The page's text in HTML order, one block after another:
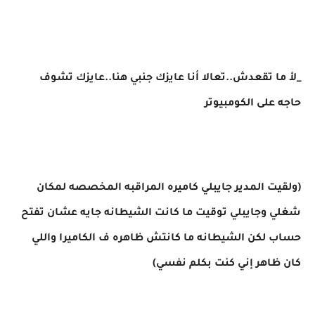
_لأ ما تقعدش..تعالا أنا عايزك جنبي هنا..عايزك تشوف
حاجه على الكومبيوتر
(ولقيت المدير جايبلي كاميره المراقبه المخصصه لمكان
شغلي وجايبلي توقيت ما كانت الشيطانه جايه عشان تفتح
حساب لكن الشيطانه ما كانتش ظاهره ف الكاميرا واللي
كان ظاهر إني كنت بكلم نفسي)